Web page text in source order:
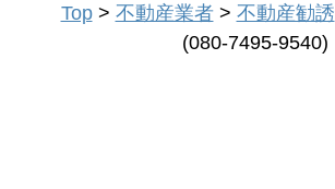
Top> 不動産業者> 不動産勧誘
(080-7495-9540)